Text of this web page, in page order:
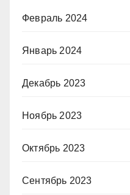
Февраль 2024
Январь 2024
Декабрь 2023
Ноябрь 2023
Октябрь 2023
Сентябрь 2023